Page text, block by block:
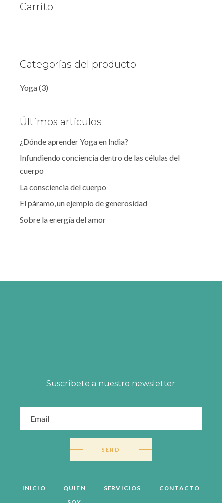
Carrito
Categorías del producto
Yoga(3)
Últimos artículos
¿Dónde aprender Yoga en India?
Infundiendo conciencia dentro de las células del
cuerpo
La consciencia del cuerpo
El páramo, un ejemplo de generosidad
Sobre la energía del amor
INICIO
QUIEN
SERVICIOS CONTACTO
Suscríbete a nuestro newsletter
SEND